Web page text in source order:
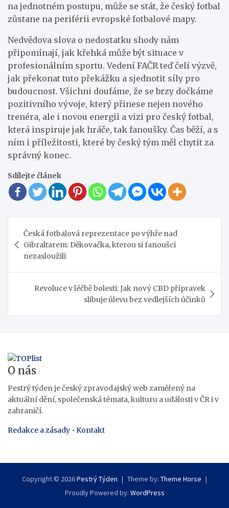
na jednotném postupu, může se stát, že český fotbal
zůstane na periférii evropské fotbalové mapy.
Nedvědova slova o nedostatku shody nám
připomínají, jak křehká může být situace v
profesionálním sportu. Vedení FAČR teď čelí výzvě,
jak překonat tuto překážku a sjednotit síly pro
budoucnost. Všichni doufáme, že se brzy dočkáme
pozitivního vývoje, který přinese nejen nového
trenéra, ale i novou energii a vizi pro český fotbal,
která inspiruje jak hráče, tak fanoušky. Čas běží, a s
ním i příležitosti, které by český tým měl chytit za
správný konec.
Sdílejte článek
Navigace
pro
příspěvek
Česká fotbalová reprezentace po výhře nad
Gibraltarem: Děkovačka, kterou si fanoušci
nezasloužili
Revoluce v léčbě bolesti: Jak nový CBD přípravek
slibuje úlevu bez vedlejších účinků
O nás
Pestrý týden je český zpravodajský web zaměřený na
aktuální dění, společenská témata, kulturu a události v ČR i v
zahraničí.
Redakce a zásady • Kontakt
Copyright © 2026Pestrý Týden Theme by: Theme Horse
Proudly Powered by: WordPress